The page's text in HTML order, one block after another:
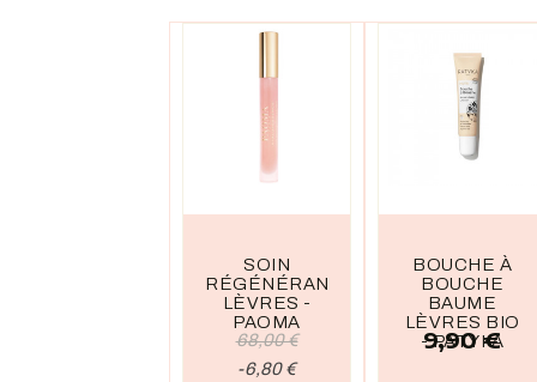
SOIN
RÉGÉNÉRANT
LÈVRES -
PAOMA
Prix
de
68,00 €
-6,80 €
BOUCHE À
BOUCHE
BAUME
LÈVRES BIO
- PATYKA
Prix
9,90 €